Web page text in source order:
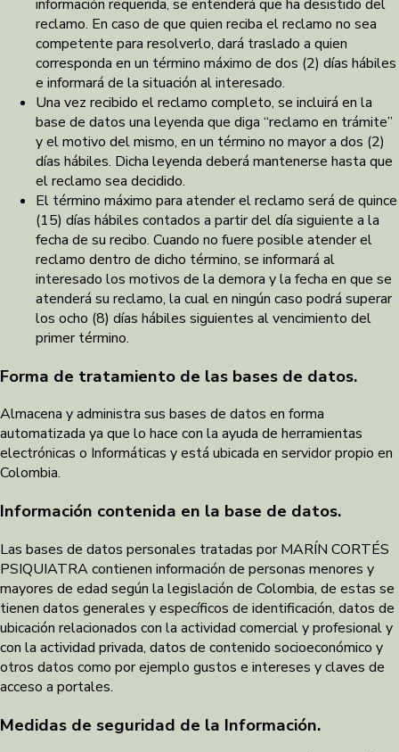
información requerida, se entenderá que ha desistido del
reclamo. En caso de que quien reciba el reclamo no sea
competente para resolverlo, dará traslado a quien
corresponda en un término máximo de dos (2) días hábiles
e informará de la situación al interesado.
Una vez recibido el reclamo completo, se incluirá en la
base de datos una leyenda que diga “reclamo en trámite”
y el motivo del mismo, en un término no mayor a dos (2)
días hábiles. Dicha leyenda deberá mantenerse hasta que
el reclamo sea decidido.
El término máximo para atender el reclamo será de quince
(15) días hábiles contados a partir del día siguiente a la
fecha de su recibo. Cuando no fuere posible atender el
reclamo dentro de dicho término, se informará al
interesado los motivos de la demora y la fecha en que se
atenderá su reclamo, la cual en ningún caso podrá superar
los ocho (8) días hábiles siguientes al vencimiento del
primer término.
Forma de tratamiento de las bases de datos.
Almacena y administra sus bases de datos en forma
automatizada ya que lo hace con la ayuda de herramientas
electrónicas o Informáticas y está ubicada en servidor propio en
Colombia.
Información contenida en la base de datos.
Las bases de datos personales tratadas por MARÍN CORTÉS
PSIQUIATRA contienen información de personas menores y
mayores de edad según la legislación de Colombia, de estas se
tienen datos generales y específicos de identificación, datos de
ubicación relacionados con la actividad comercial y profesional y
con la actividad privada, datos de contenido socioeconómico y
otros datos como por ejemplo gustos e intereses y claves de
acceso a portales.
Medidas de seguridad de la Información.